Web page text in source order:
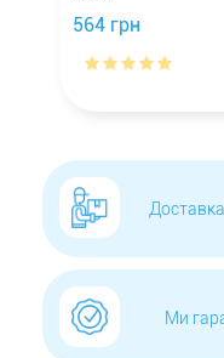
564 грн
Ми